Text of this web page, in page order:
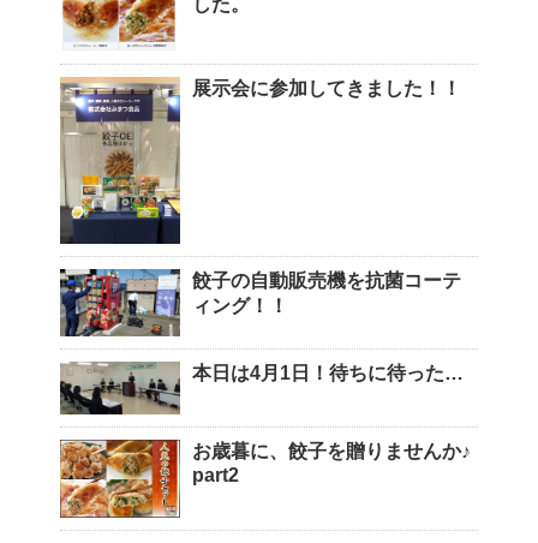
した。
展示会に参加してきました！！
餃子の自動販売機を抗菌コーテ
ィング！！
本日は4月1日！待ちに待った…
お歳暮に、餃子を贈りませんか♪
part2